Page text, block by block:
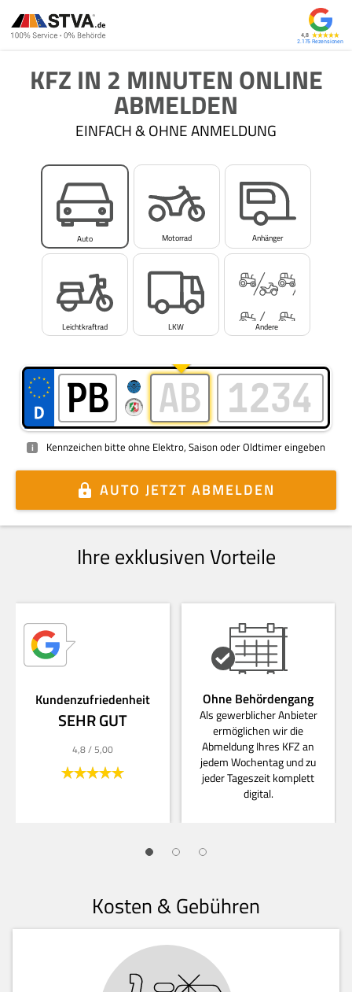
4,8
2.175
KFZ IN 2 MINUTEN ONLINE
ABMELDEN
EINFACH & OHNE ANMELDUNG
Auto Motorrad Anhänger
Leichtkraftrad LKW Andere
i Kennzeichen bitte ohne Elektro, Saison oder Oldtimer eingeben
AUTO JETZT ABMELDEN
Ihre exklusiven Vorteile
Kundenzufriedenheit
SEHR GUT
4,8/ 5,00
Ohne Behördengang
Als gewerblicher Anbieter
ermöglichen wir die
Abmeldung Ihres KFZ an
jedem Wochentag und zu
jeder Tageszeit komplett
digital.
Kosten & Gebühren